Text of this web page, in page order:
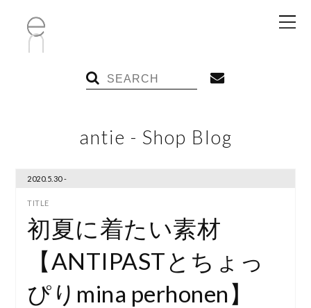
antie - Shop Blog
2020.5.30 -
初夏に着たい素材
【ANTIPASTとちょっ
ぴりmina perhonen】